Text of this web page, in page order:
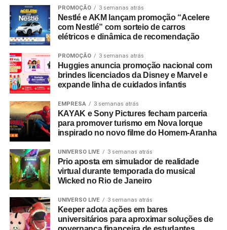
mundo físico ou digital. Durante esta década, nunca
deixamos de nos reinventar e entendemos que
experiência de marca é um motor de crescimento direto.
É essa evolução que traduzimos hoje como Business
Experience”, destaca Paulo Farnese, CEO da EAÍ?!.
“Completar dez anos é celebrar esta história com o
mesmo entusiasmo do primeiro dia, reafirmando nosso
compromisso em construir narrativas vivas que geram
valor para o ecossistema dos nossos clientes”.
Com um portfólio que carrega o histórico de projetos para
gigantes do mercado como Whirlpool, Heineken, Banco
BMG, Banco Inter, Grupo Boticário, Suvinil, GOL,
Havaianas e MetLife, para seguir o ritmo do seu
crescimento, a EAÍ?! inicia o novo ciclo com a conquista
das contas da Camil (convenção anual e viagem de
incentivo) e da Seara (campanhas de engajamento
interno). Além da ampliação do escopo de atuação com a
Copa Energia (calendário nacional de eventos e trade
PROMOÇÃO 3 semanas atrás
Nestlé e AKM lançam promoção “Acelere
com Nestlé” com sorteio de carros
elétricos e dinâmica de recomendação
PROMOÇÃO 3 semanas atrás
Huggies anuncia promoção nacional com
brindes licenciados da Disney e Marvel e
expande linha de cuidados infantis
EMPRESA 3 semanas atrás
KAYAK e Sony Pictures fecham parceria
para promover turismo em Nova Iorque
inspirado no novo filme do Homem-Aranha
UNIVERSO LIVE 3 semanas atrás
Prio aposta em simulador de realidade
virtual durante temporada do musical
Wicked no Rio de Janeiro
UNIVERSO LIVE 3 semanas atrás
Keeper adota ações em bares
universitários para aproximar soluções de